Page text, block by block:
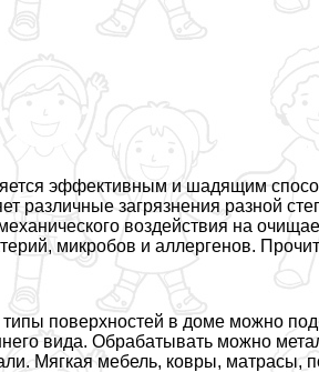
эффективным и шадящим
различные загрязнения разной
воздействия на
микробов и аллергенов.
поверхностей в доме можно
вида. Обpaбатывать можно
Мягкая мебель, ковры, матрасы,